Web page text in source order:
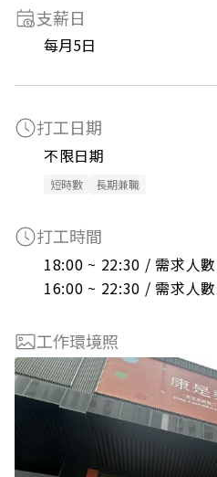
支薪日
每月5日
打工日期
不限日期
短時數 長期兼職
打工時間
18:00 ~ 22:30 / 需求人
16:00 ~ 22:30 / 需求人
工作環境照